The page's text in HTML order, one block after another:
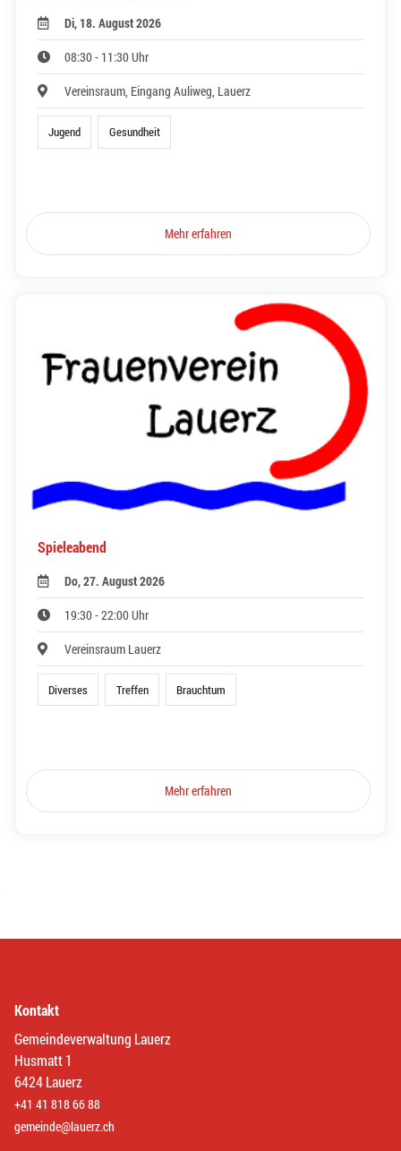
Di, 18. August 2026
08:30 - 11:30 Uhr
Vereinsraum, Eingang Auliweg, Lauerz
Jugend Gesundheit
Mehr erfahren
Spieleabend
Do, 27. August 2026
19:30 - 22:00 Uhr
Vereinsraum Lauerz
Diverses Treffen Brauchtum
Mehr erfahren
Kontakt
Gemeindeverwaltung Lauerz
Husmatt 1
6424 Lauerz
+41 41 818 66 88
gemeinde@lauerz.ch